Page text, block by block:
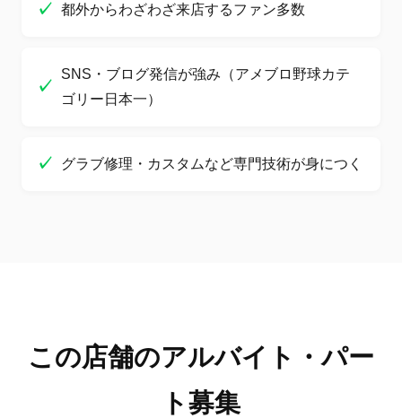
都外からわざわざ来店するファン多数
SNS・ブログ発信が強み（アメブロ野球カテ
ゴリー日本一）
グラブ修理・カスタムなど専門技術が身につく
この店舗のアルバイト・パー
ト募集